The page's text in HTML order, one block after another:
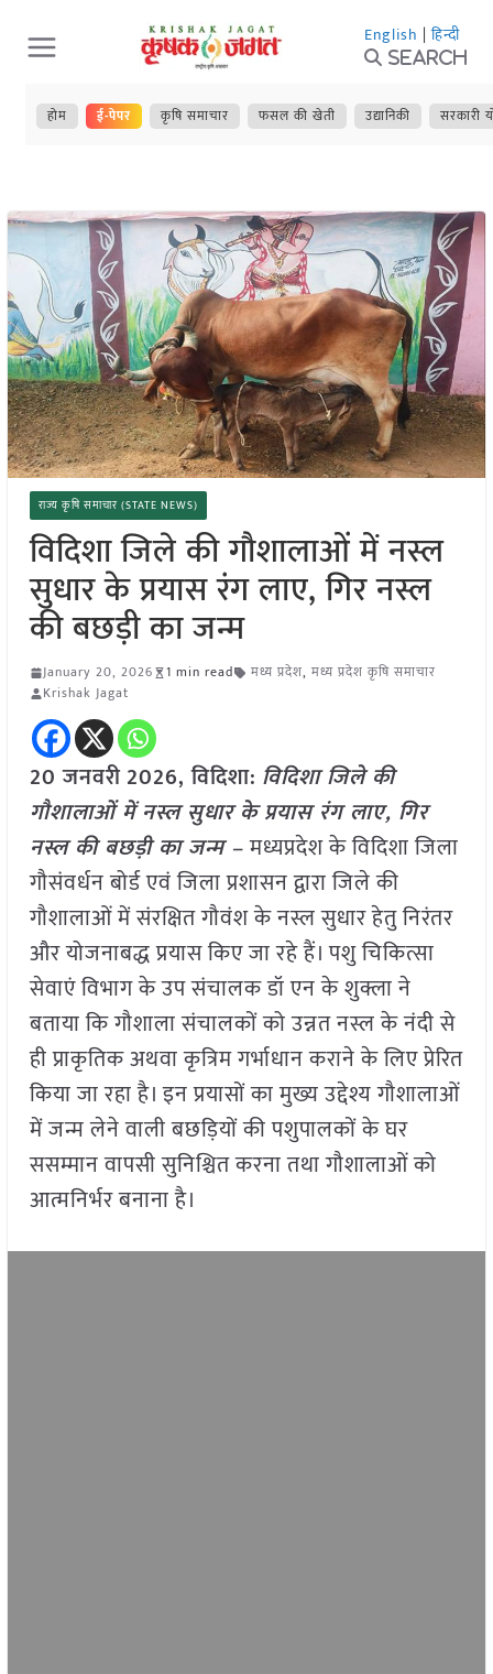
Skip
to
content
English | हिन्दी
Search
होम ई-पेपर कृषि समाचार फसल की खेती उद्यानिकी सरकारी
राज्य कृषि समाचार (STATE NEWS)
विदिशा जिले की गौशालाओं में नस्ल
सुधार के प्रयास रंग लाए, गिर नस्ल
की बछड़ी का जन्म
January 20, 2026 1 min read मध्य प्रदेश, मध्य प्रदेश कृषि समाचार
Krishak Jagat
20 जनवरी2026,विदिशा: विदिशा जिले की
गौशालाओं में नस्ल सुधार के प्रयास रंग लाए, गिर
नस्ल की बछड़ी का जन्म –मध्यप्रदेश के विदिशा जिला
गौसंवर्धन बोर्ड एवं जिला प्रशासन द्वारा जिले की
गौशालाओं में संरक्षित गौवंश के नस्ल सुधार हेतु निरंतर
और योजनाबद्ध प्रयास किए जा रहे हैं। पशु चिकित्सा
सेवाएं विभाग के उप संचालक डॉ एन के शुक्ला ने
बताया कि गौशाला संचालकों को उन्नत नस्ल के नंदी से
ही प्राकृतिक अथवा कृत्रिम गर्भाधान कराने के लिए प्रेरित
किया जा रहा है। इन प्रयासों का मुख्य उद्देश्य गौशालाओं
में जन्म लेने वाली बछड़ियों की पशुपालकों के घर
ससम्मान वापसी सुनिश्चित करना तथा गौशालाओं को
आत्मनिर्भर बनाना है।